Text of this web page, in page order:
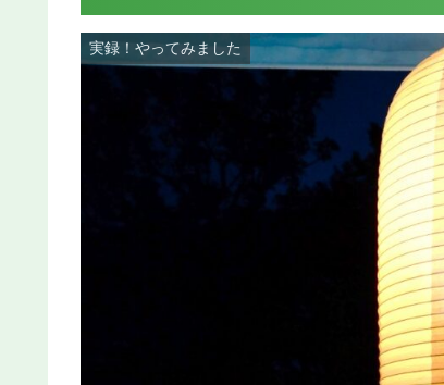
実録！やってみました